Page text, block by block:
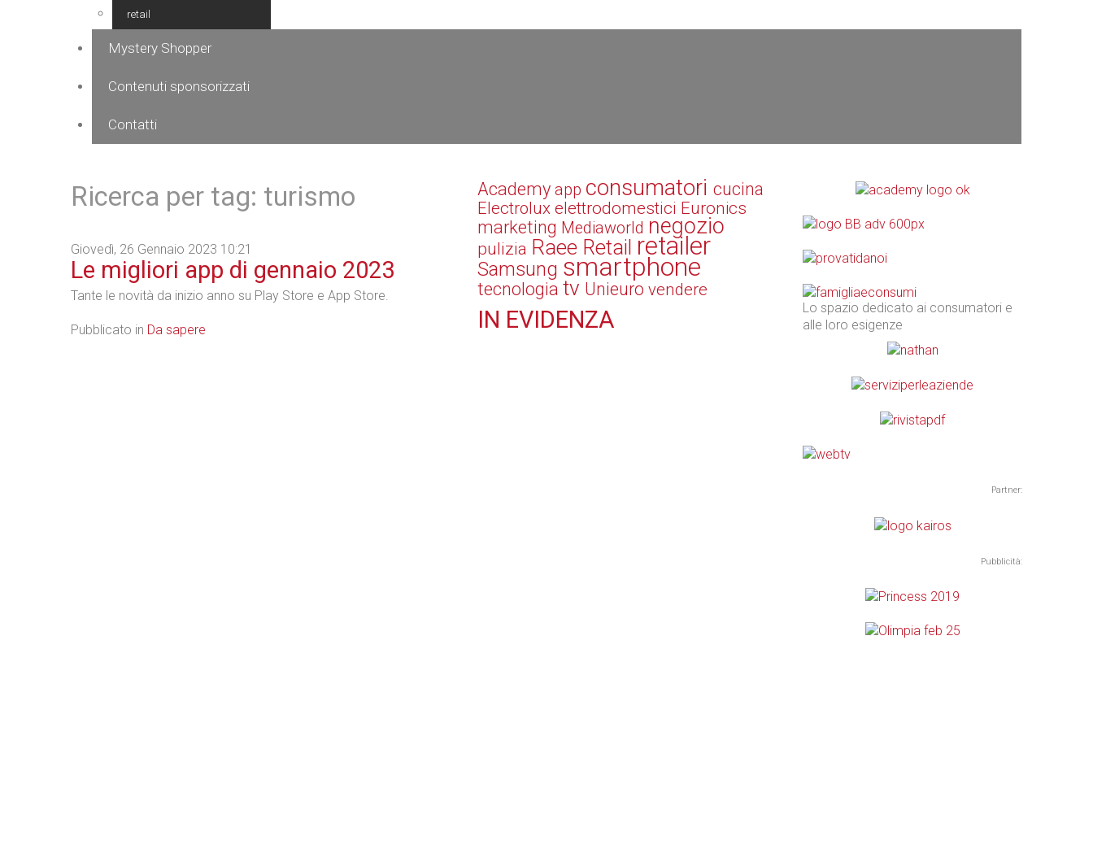
retail
Mystery Shopper
Contenuti sponsorizzati
Contatti
Ricerca per tag: turismo
Giovedì, 26 Gennaio 2023 10:21
Le migliori app di gennaio 2023
Tante le novità da inizio anno su Play Store e App Store.
Pubblicato in Da sapere
Academy app consumatori cucina
Electrolux elettrodomestici Euronics
marketing Mediaworld negozio
pulizia Raee Retail retailer
Samsung smartphone
tecnologia tv Unieuro vendere
IN EVIDENZA
Lo spazio dedicato ai consumatori e
alle loro esigenze
Partner:
Pubblicità: